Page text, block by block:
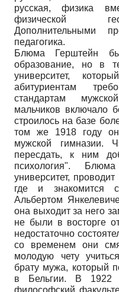
русская, физика
физической
Дополнительными
педагогика.
Блюма Герштейн
образование, но в
университет,
абитуриентам
стандартам
мальчиков включало
строилось на базе
том же 1918 году
мужской гимназии.
пересдать, к ним
психология".
университет,
где и знакомится
Альбертом
она выходит за него
не были в восторге
недостаточно
со временем они
молодую чету
брату мужа, который
в Бельгии. В 1922